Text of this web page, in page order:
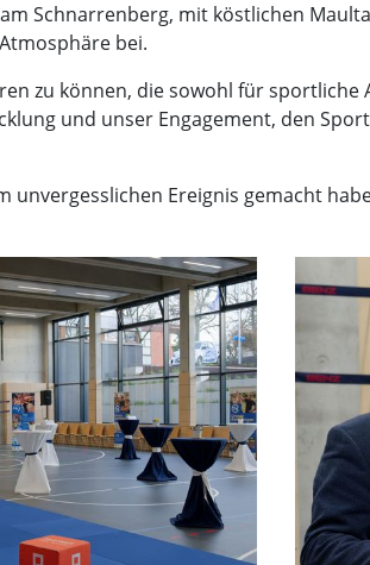
Schnarrenberg, mit köstlichen
bei.
zu können, die sowohl für
und unser Engagement, den
unvergesslichen Ereignis gemacht